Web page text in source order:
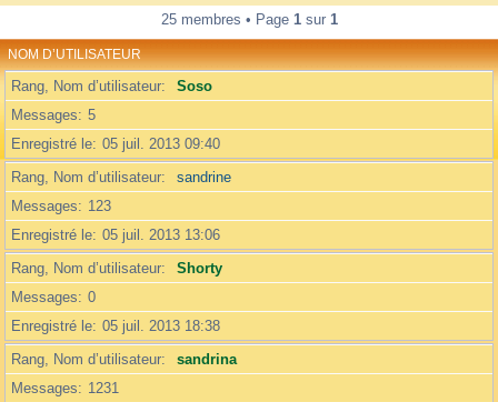
25 membres • Page 1sur 1
NOM D’UTILISATEUR
Rang, Nom d’utilisateur
Soso
Messages
5
Enregistré le 05 juil. 2013 09:40
Rang, Nom d’utilisateur
sandrine
Messages
123
Enregistré le 05 juil. 2013 13:06
Rang, Nom d’utilisateur
Shorty
Messages
0
Enregistré le 05 juil. 2013 18:38
Rang, Nom d’utilisateur
sandrina
Messages
1231